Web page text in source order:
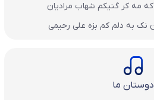
که مه کر گنیکم شهاب مرادیان
نک به دلم کم بزه علی رحیمی
دوستان ما